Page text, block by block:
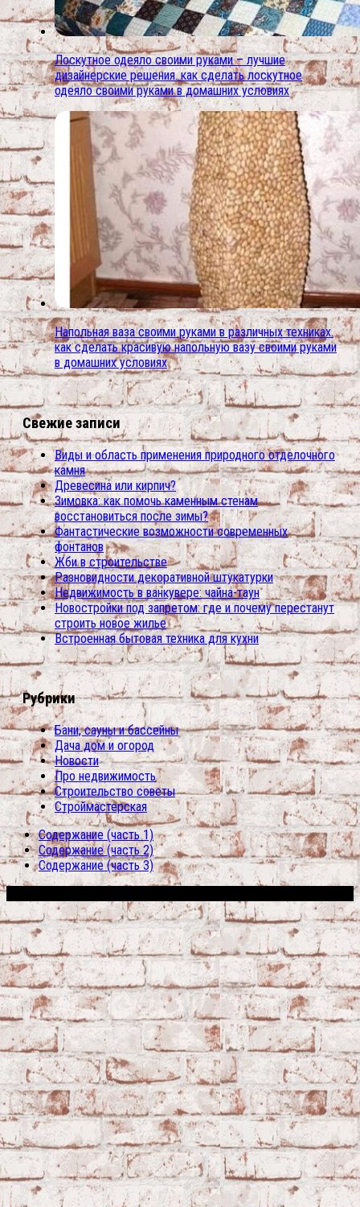
Лоскутное одеяло своими руками – лучшие
дизайнерские решения. как сделать лоскутное
одеяло своими руками в домашних условиях
Напольная ваза своими руками в различных техниках.
как сделать красивую напольную вазу своими руками
в домашних условиях
Свежие записи
Виды и область применения природного отделочного
камня
Древесина или кирпич?
Зимовка: как помочь каменным стенам
восстановиться после зимы?
Фантастические возможности современных
фонтанов
Жби в строительстве
Разновидности декоративной штукатурки
Недвижимость в ванкувере: чайна-таун
Новостройки под запретом: где и почему перестанут
строить новое жилье
Встроенная бытовая техника для кухни
Рубрики
Бани, сауны и бассейны
Дача дом и огород
Новости
Про недвижимость
Строительство советы
Строймастерская
Содержание (часть 1)
Содержание (часть 2)
Содержание (часть 3)